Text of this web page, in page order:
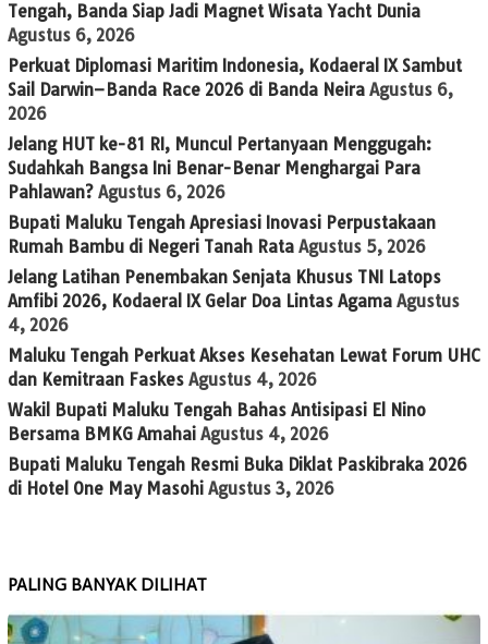
Tengah, Banda Siap Jadi Magnet Wisata Yacht Dunia
Agustus 6, 2026
Perkuat Diplomasi Maritim Indonesia, Kodaeral IX Sambut
Sail Darwin–Banda Race 2026 di Banda Neira Agustus 6,
2026
Jelang HUT ke-81 RI, Muncul Pertanyaan Menggugah:
Sudahkah Bangsa Ini Benar-Benar Menghargai Para
Pahlawan? Agustus 6, 2026
Bupati Maluku Tengah Apresiasi Inovasi Perpustakaan
Rumah Bambu di Negeri Tanah Rata Agustus 5, 2026
Jelang Latihan Penembakan Senjata Khusus TNI Latops
Amfibi 2026, Kodaeral IX Gelar Doa Lintas Agama Agustus
4, 2026
Maluku Tengah Perkuat Akses Kesehatan Lewat Forum UHC
dan Kemitraan Faskes Agustus 4, 2026
Wakil Bupati Maluku Tengah Bahas Antisipasi El Nino
Bersama BMKG Amahai Agustus 4, 2026
Bupati Maluku Tengah Resmi Buka Diklat Paskibraka 2026
di Hotel One May Masohi Agustus 3, 2026
PALING BANYAK DILIHAT